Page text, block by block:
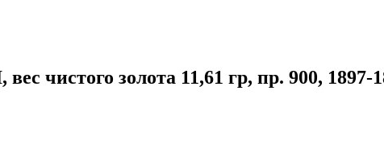
чистого золота 11,61 гр, пр. 900, 1897-